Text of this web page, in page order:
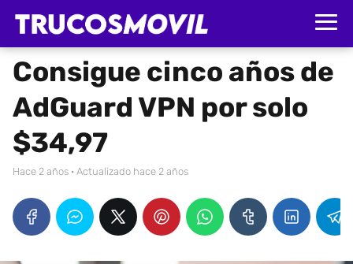
Consigue cinco años de
AdGuard VPN por solo
$34,97
hace 2 años · Actualizado hace 2 años